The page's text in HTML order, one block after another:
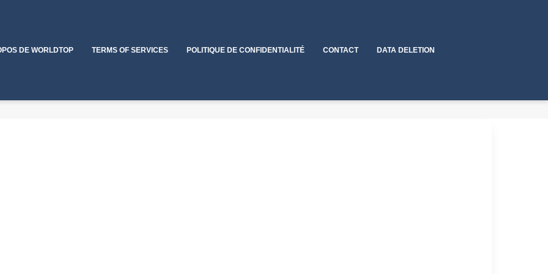
DE WORLDTOP TERMS OF SERVICES POLITIQUE DE CONFIDENTIALITÉ CONTACT DATA DELETION